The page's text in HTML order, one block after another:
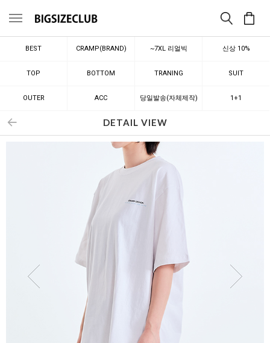
메뉴
BEST CRAMP(BRAND) ~7XL 리얼빅 신상 10%
TOP BOTTOM TRANING SUIT
OUTER ACC 당일발송(자체제작) 1+1
DETAIL VIEW